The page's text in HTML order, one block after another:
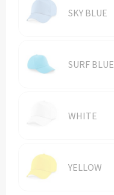
SKY BLUE
SURF BLUE
WHITE
YELLOW